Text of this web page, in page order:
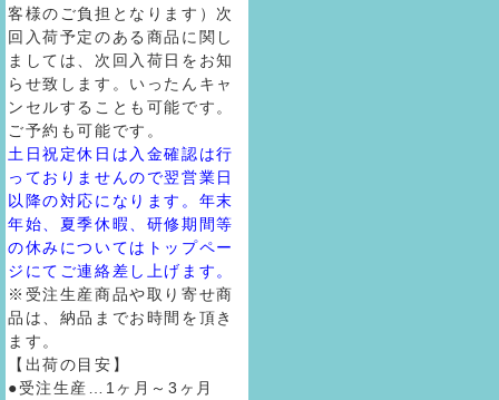
客様のご負担となります）次
回入荷予定のある商品に関し
ましては、次回入荷日をお知
らせ致します。いったんキャ
ンセルすることも可能です。
ご予約も可能です。
土日祝定休日は入金確認は行
っておりませんので翌営業日
以降の対応になります。年末
年始、夏季休暇、研修期間等
の休みについてはトップペー
ジにてご連絡差し上げます。
※受注生産商品や取り寄せ商
品は、納品までお時間を頂き
ます。
【出荷の目安】
●受注生産…1ヶ月～3ヶ月